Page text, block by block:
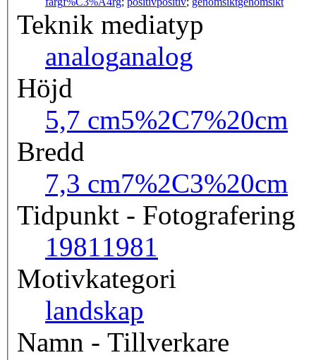
Teknik mediatyp
analoganalog
Höjd
5,7 cm5%2C7%20cm
Bredd
7,3 cm7%2C3%20cm
Tidpunkt - Fotografering
19811981
Motivkategori
landskap
Namn - Tillverkare